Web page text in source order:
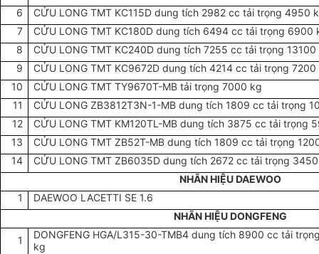
6
CỬU LONG TMT KC115D dung tích 2982 cc tải trọng 4950
7
CỬU LONG TMT KC180D dung tích 6494 cc tải trọng 6900
8
CỬU LONG TMT KC240D dung tích 7255 cc tải trọng
9
CỬU LONG TMT KC9672D dung tích 4214 cc tải trọng
10
CỬU LONG TMT TY9670T-MB tải trọng 7000 kg
11
CỬU LONG ZB3812T3N-1-MB dung tích 1809 cc tải trọng
12
CỬU LONG TMT KM120TL-MB dung tích 3875 cc tải trọng
13
CỬU LONG TMT ZB52T-MB dung tích 1809 cc tải trọng
14
CỬU LONG TMT ZB6035D dung tích 2672 cc tải trọng
NHÃN HIỆU DAEWOO
1
DAEWOO LACETTI SE 1.6
NHÃN HIỆU DONGFENG
1
DONGFENG HGA/L315-30-TMB4 dung tích 8900 cc tải
kg